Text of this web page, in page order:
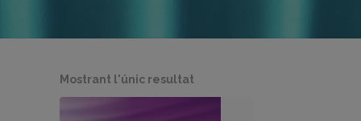
Mostrant l'únic resultat